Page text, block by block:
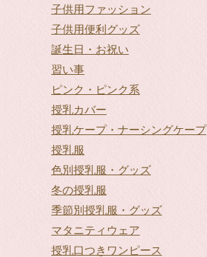
子供用ファッション
子供用便利グッズ
誕生日・お祝い
習い事
ピンク・ピンク系
授乳カバー
授乳ケープ・ナーシングケープ
授乳服
色別授乳服・グッズ
冬の授乳服
季節別授乳服・グッズ
マタニティウェア
授乳口つきワンピース